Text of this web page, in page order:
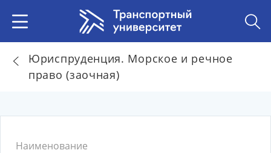
Юриспруденция. Морское и речное
право (заочная)
Наименование